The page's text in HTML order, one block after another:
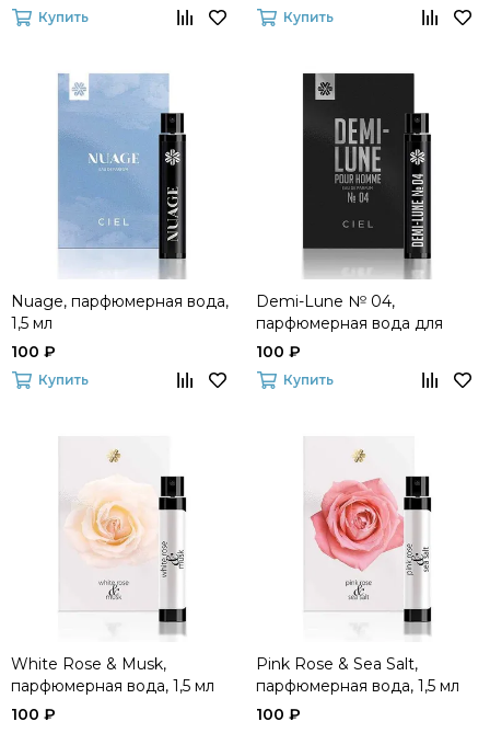
Купить Купить
Nuage, парфюмерная вода,
1,5 мл
100 ₽
Купить
Demi-Lune № 04,
парфюмерная вода для
мужчин, 1,5 мл
100 ₽
Купить
White Rose & Musk,
парфюмерная вода, 1,5 мл
100 ₽
Pink Rose & Sea Salt,
парфюмерная вода, 1,5 мл
100 ₽